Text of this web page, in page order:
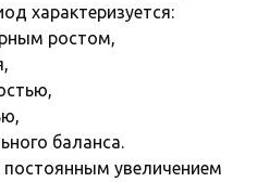
характеризуется:
ростом,
баланса.
увеличением